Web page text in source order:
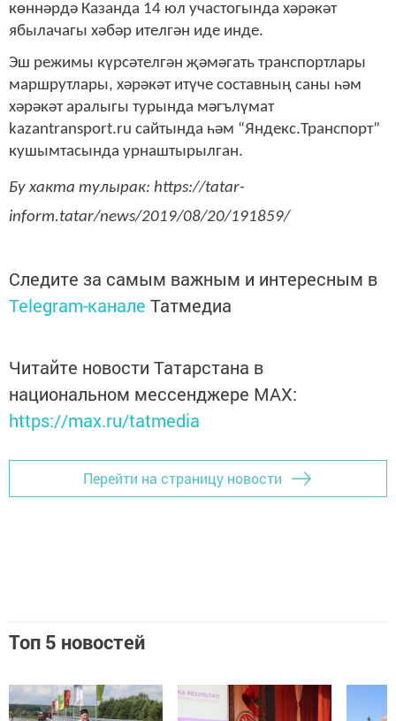
көннәрдә Казанда 14 юл участогында хәрәкәт
ябылачагы хәбәр ителгән иде инде.
Эш режимы күрсәтелгән җәмәгать транспортлары
маршрутлары, хәрәкәт итүче составның саны һәм
хәрәкәт аралыгы турында мәгълүмат
kazantransport.ru сайтында һәм “Яндекс.Транспорт”
кушымтасында урнаштырылган.
Бу хакта тулырак: https://tatar-
inform.tatar/news/2019/08/20/191859/
Следите за самым важным и интересным в
Telegram-канале Татмедиа
Читайте новости Татарстана в
национальном мессенджере MАХ:
https://max.ru/tatmedia
Перейти на страницу новости
Топ 5 новостей